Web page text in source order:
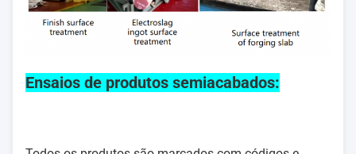
Ensaios de produtos semiacabados: